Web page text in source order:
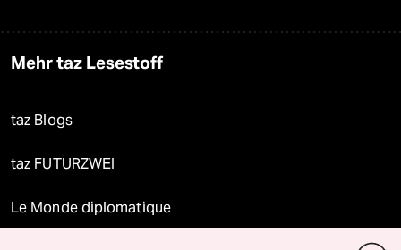
Mehr taz Lesestoff
taz Blogs
taz FUTURZWEI
Le Monde diplomatique